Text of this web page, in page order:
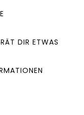
DIR ETWAS